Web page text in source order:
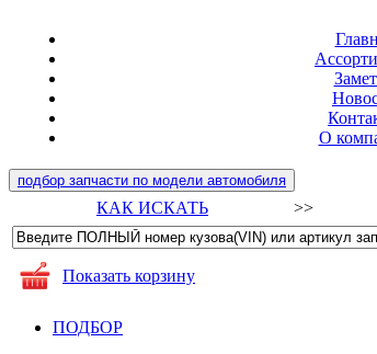
О
подбор запчасти по модели автомобиля
КАК ИСКАТЬ >>
Показать корзину
ПОДБОР